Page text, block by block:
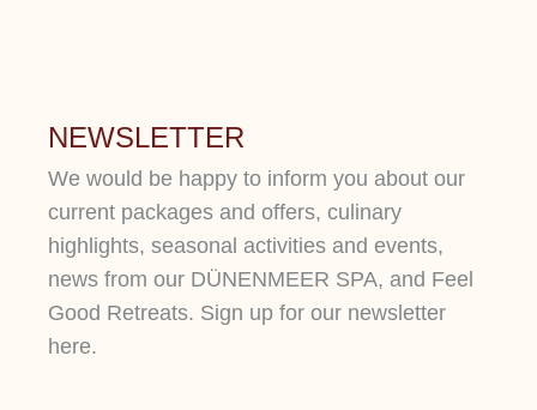
NEWSLETTER
We would be happy to inform you about our
current packages and offers, culinary
highlights, seasonal activities and events,
news from our DÜNENMEER SPA, and Feel
Good Retreats. Sign up for our newsletter
here.